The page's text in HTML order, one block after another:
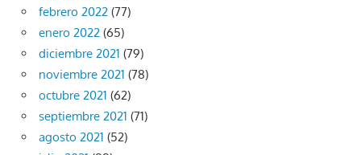
febrero 2022 (77)
enero 2022 (65)
diciembre 2021 (79)
noviembre 2021 (78)
octubre 2021 (62)
septiembre 2021 (71)
agosto 2021 (52)